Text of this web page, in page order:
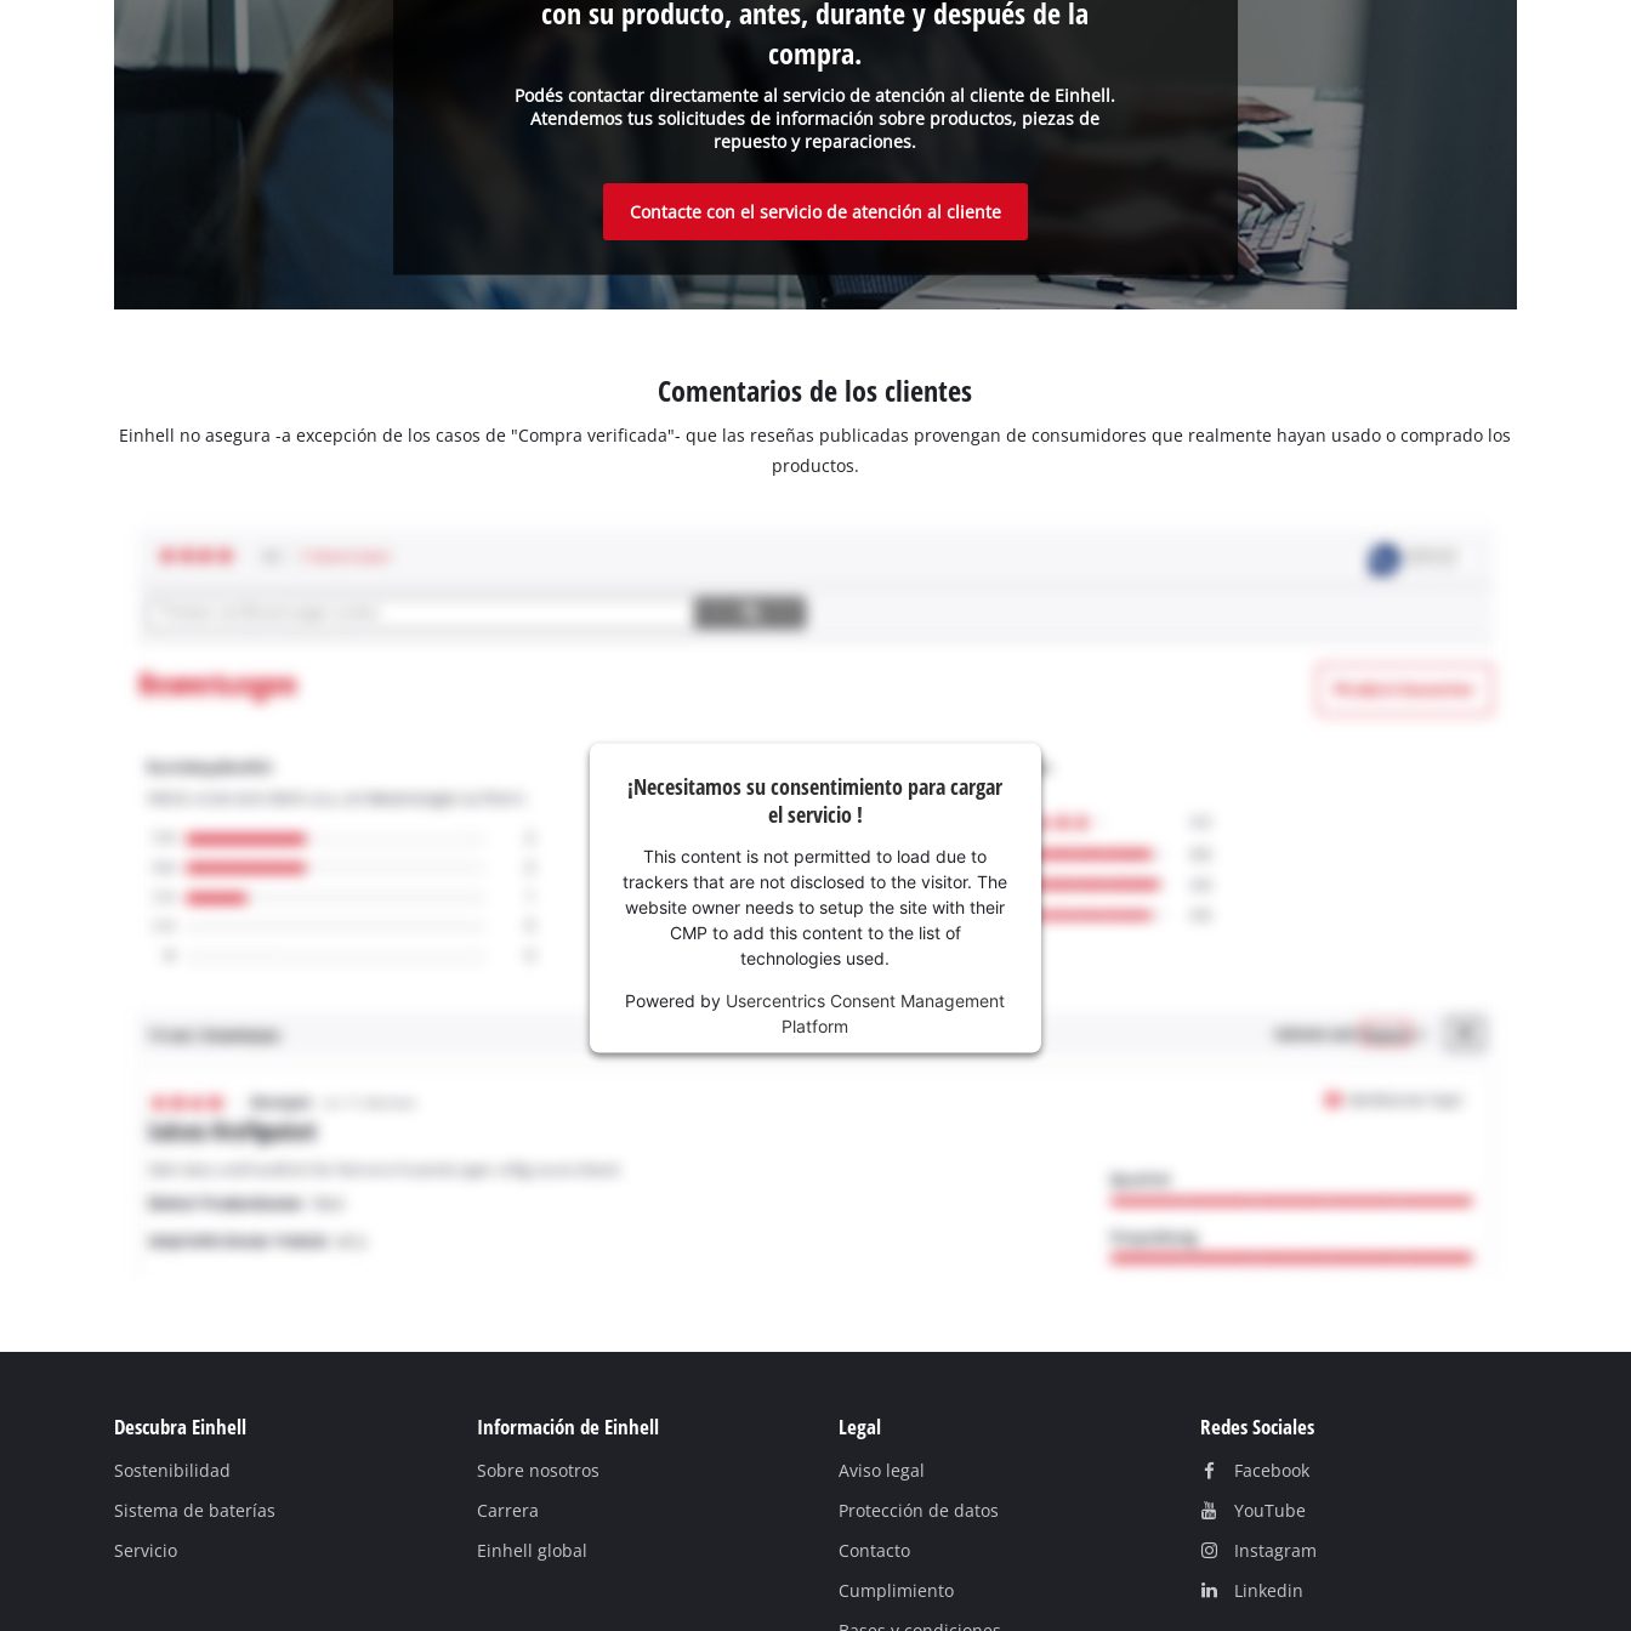
Podés contactar directamente al servicio de atención al cliente de Einhell.
Atendemos tus solicitudes de información sobre productos, piezas de
repuesto y reparaciones.
con su producto, antes, durante y después de la
compra.
Contacte con el servicio de atención al cliente
Comentarios de los clientes
Einhell no asegura -a excepción de los casos de "Compra verificada"- que las reseñas publicadas provengan de consumidores que realmente hayan usado o comprado los
productos.
¡Necesitamos su consentimiento para cargar
el servicio !
This content is not permitted to load due to
trackers that are not disclosed to the visitor. The
website owner needs to setup the site with their
CMP to add this content to the list of
technologies used.
Powered by Usercentrics Consent Management
Platform
Descubra Einhell
Sostenibilidad
Sistema de baterías
Servicio
Información de Einhell
Sobre nosotros
Carrera
Einhell global
Legal
Aviso legal
Protección de datos
Contacto
Cumplimiento
Redes Sociales
Facebook
YouTube
Instagram
Linkedin